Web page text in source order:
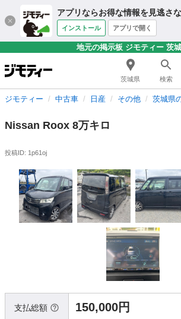
アプリならお得な情報を見逃さな
インストール アプリで開く
地元の掲示板 ジモティー 茨
茨城県 検索
ジモティー 中古車 日産 その他 茨城県
Nissan Roox 8万キロ
投稿ID: 1p61oj
支払総額 150,000円